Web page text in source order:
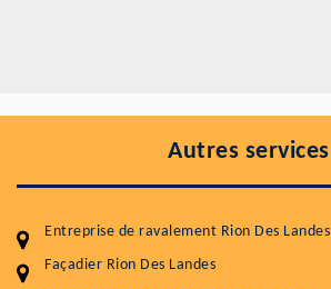
Autres services
Entreprise de ravalement Rion Des Landes
Façadier Rion Des Landes